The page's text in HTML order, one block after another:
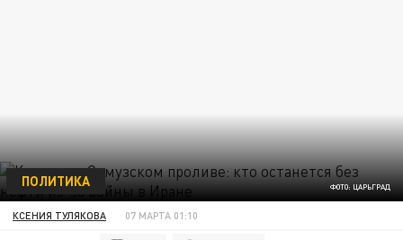
ФОТО: ЦАРЬГРАД
ПОЛИТИКА
КСЕНИЯ ТУЛЯКОВА 07 МАРТА 01:10